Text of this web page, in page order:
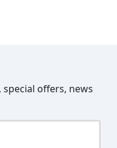
special offers, news